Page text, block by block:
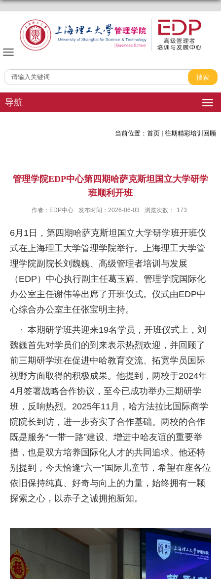
导航
当前位置： 首页 往期精彩培训回顾
管理学院EDP中心第四期哈萨克斯坦国立大学研学
班顺利开班
作者：EDP中心 发布时间：2026-06-03 浏览次数： 173
6月1日，第四期哈萨克斯坦国立大学研学班开班仪
式在上海理工大学管理学院举行。上海理工大学管
理学院副院长刘魏巍、高级管理者培训与发展
（EDP）中心执行副主任葛玉辉、管理学院国际化
办公室主任谢伟等出席了开班仪式。仪式由EDP中
心综合办公室主任张宝明主持。
· 本期研学班共迎来19名学员，开班仪式上，刘
魏巍首先对学员们的到来表示热烈欢迎，并回顾了
前三期研学班在促进中哈教育交流、拓宽学员国际
视野方面取得的积极成果。他提到，两校于2024年
4月签署战略合作协议，至今已成功举办三期研学
班，反响热烈。2025年11月，哈方法拉比国际商学
院院长到访，进一步夯实了合作基础。两校的合作
既是服务“一带一路”建设、增进中哈友谊的重要举
措，也是双方培养国际化人才的共同追求。他还特
别提到，今天恰逢“六一”国际儿童节，希望在座各位
依旧保持纯真、好奇与向上的力量，始终拥有一颗
探索之心，以赤子之诚拥抱新知。